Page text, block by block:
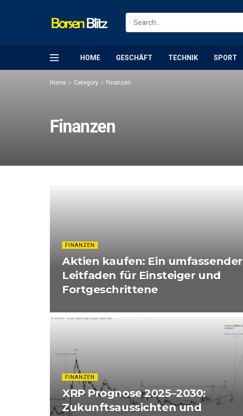
HOME GESCHÄFT TECHNIK SPORT
Home Category Finanzen
Finanzen
FINANZEN
Aktien kaufen: Ein umfassender
Leitfaden für Einsteiger und
Fortgeschrittene
FINANZEN
XRP Prognose 2025–2030:
Zukunftsaussichten und